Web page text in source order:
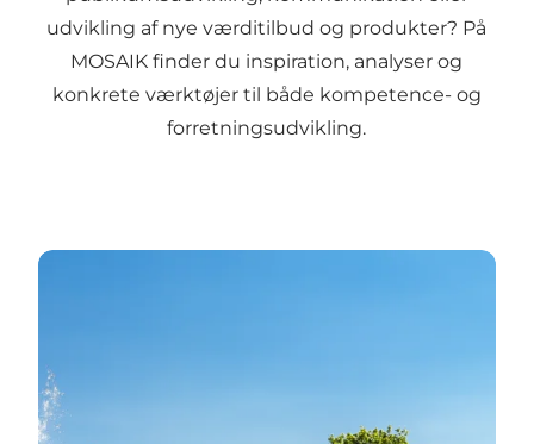
udvikling af nye værditilbud og produkter? På
MOSAIK finder du inspiration, analyser og
konkrete værktøjer til både kompetence- og
forretningsudvikling.
MOSAIK: Viden og forretningsudvikling i mødet